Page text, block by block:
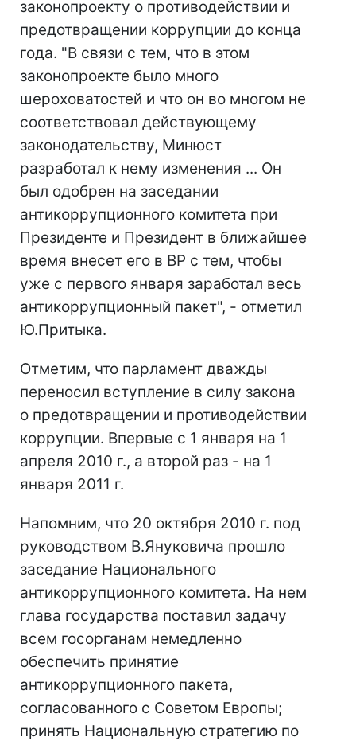
законопроекту о противодействии и
предотвращении коррупции до конца
года. "В связи с тем, что в этом
законопроекте было много
шероховатостей и что он во многом не
соответствовал действующему
законодательству, Минюст
разработал к нему изменения ... Он
был одобрен на заседании
антикоррупционного комитета при
Президенте и Президент в ближайшее
время внесет его в ВР с тем, чтобы
уже с первого января заработал весь
антикоррупционный пакет", - отметил
Ю.Притыка.
Отметим, что парламент дважды
переносил вступление в силу закона
о предотвращении и противодействии
коррупции. Впервые с 1 января на 1
апреля 2010 г., а второй раз - на 1
января 2011 г.
Напомним, что 20 октября 2010 г. под
руководством В.Януковича прошло
заседание Национального
антикоррупционного комитета. На нем
глава государства поставил задачу
всем госорганам немедленно
обеспечить принятие
антикоррупционного пакета,
согласованного с Советом Европы;
принять Национальную стратегию по